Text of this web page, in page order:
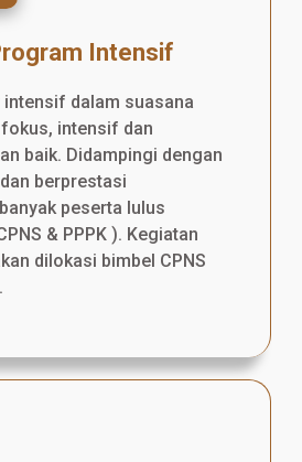
Intensif
intensif dalam suasana
intensif dan
baik. Didampingi dengan
berprestasi
peserta lulus
& PPPK ). Kegiatan
dilokasi bimbel CPNS